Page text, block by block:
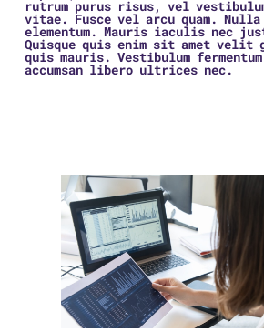
rutrum purus risus, vel vestibulum
vitae. Fusce vel arcu quam. Nulla
elementum. Mauris iaculis nec
Quisque quis enim sit amet velit
quis mauris. Vestibulum
accumsan libero ultrices nec.